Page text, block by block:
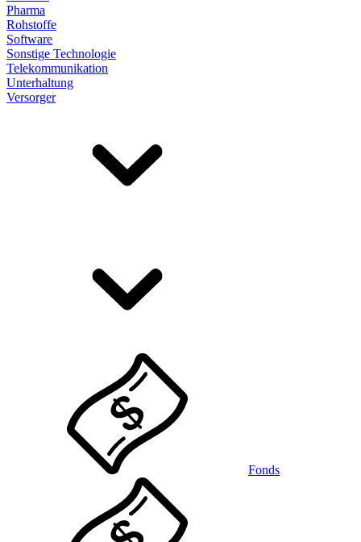
Pharma
Rohstoffe
Software
Sonstige Technologie
Telekommunikation
Unterhaltung
Versorger
Fonds